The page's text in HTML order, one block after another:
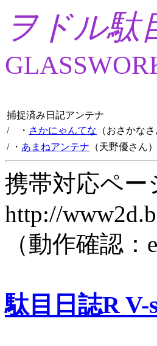
ヲドル駄
捕捉済み日記アンテナ
/ ・ さかにゃんてな （おさかなさ
/ ・ あまねアンテナ （天野優さん）
携帯対応ペー
http://
（動作確認
駄目日誌R V-